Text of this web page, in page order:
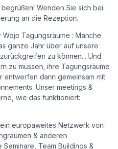
Wenden Sie sich bei
an die Rezeption.
Tagungsräume : Manche
ganze Jahr über auf unsere
zu können... Und
zu müssen, ihre Tagungsräume
entwerfen dann gemeinsam mit
Unser meetings &
wie das funktioniert:
europaweites Netzwerk von
& anderen
Team Buildings &